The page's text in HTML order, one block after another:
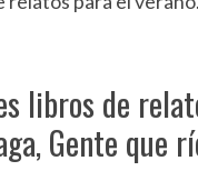
libros de
Gente que